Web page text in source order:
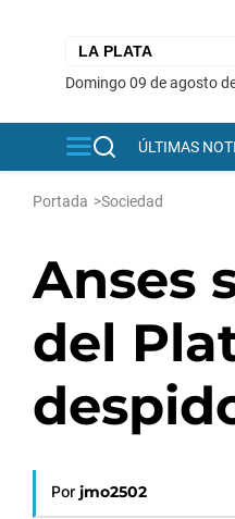
domingo 09 de agosto
ÚLTIMAS
Portada >Sociedad
Anses
del
Por jmo2502